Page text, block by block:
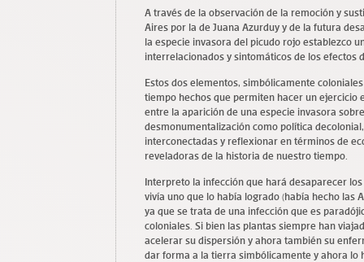
A través de la observación de la remoción y
Aires por la de Juana Azurduy y de la futura
la especie invasora del picudo rojo establezco
interrelacionados y sintomáticos de los efectos
Estos dos elementos, simbólicamente
tiempo hechos que permiten hacer un ejercicio
entre la aparición de una especie invasora
desmonumentalización como política
interconectadas y reflexionar en términos de
reveladoras de la historia de nuestro tiempo.
Interpreto la infección que hará desaparecer
vivía uno que lo había logrado (había hecho las
ya que se trata de una infección que es
coloniales. Si bien las plantas siempre han
acelerar su dispersión y ahora también su
dar forma a la tierra simbólicamente y ahora lo